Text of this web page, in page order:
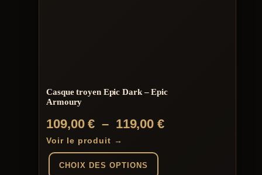
Casque troyen Epic Dark – Epic
Armoury
109,00€ – 119,00€Plage
Voir le produit →
CHOIX DES OPTIONS